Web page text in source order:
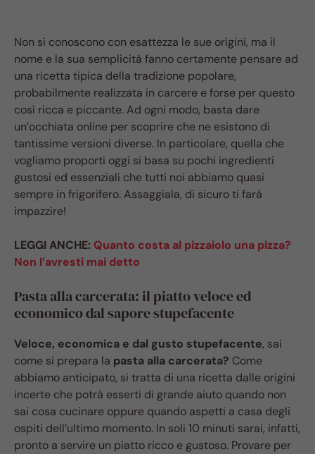
Non si conoscono con esattezza le sue origini, ma il
nome e la sua semplicità fanno certamente pensare ad
una ricetta tipica della tradizione popolare,
probabilmente realizzata in carcere e forse per questo
così ricca e piccante. Ad ogni modo, basta dare
un’occhiata online per scoprire che ne esistono di
tantissime versioni diverse. In particolare, quella che
vogliamo proporti oggi si basa su pochi ingredienti
gustosi ed essenziali che tutti noi abbiamo quasi
sempre in frigorifero. Assaggiala, di sicuro ti farà
impazzire!
LEGGI ANCHE: Quanto costa al pizzaiolo una pizza?
Non l’avresti mai detto
Pasta alla carcerata: il piatto veloce ed
economico dal sapore stupefacente
Veloce, economica e dal gusto stupefacente, sai
come si prepara la pasta alla carcerata? Come
abbiamo anticipato, si tratta di una ricetta dalle origini
incerte che potrà esserti di grande aiuto quando non
sai cosa cucinare oppure quando aspetti a casa degli
ospiti dell’ultimo momento. In soli 10 minuti sarai, infatti,
pronto a servire un piatto ricco e gustoso. Provare per